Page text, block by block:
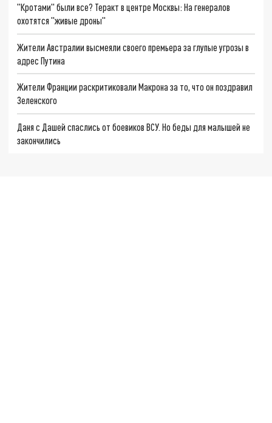
"Кротами" были все? Теракт в центре Москвы: На генералов
охотятся "живые дроны"
Жители Австралии высмеяли своего премьера за глупые угрозы в
адрес Путина
Жители Франции раскритиковали Макрона за то, что он поздравил
Зеленского
Даня с Дашей спаслись от боевиков ВСУ. Но беды для малышей не
закончились